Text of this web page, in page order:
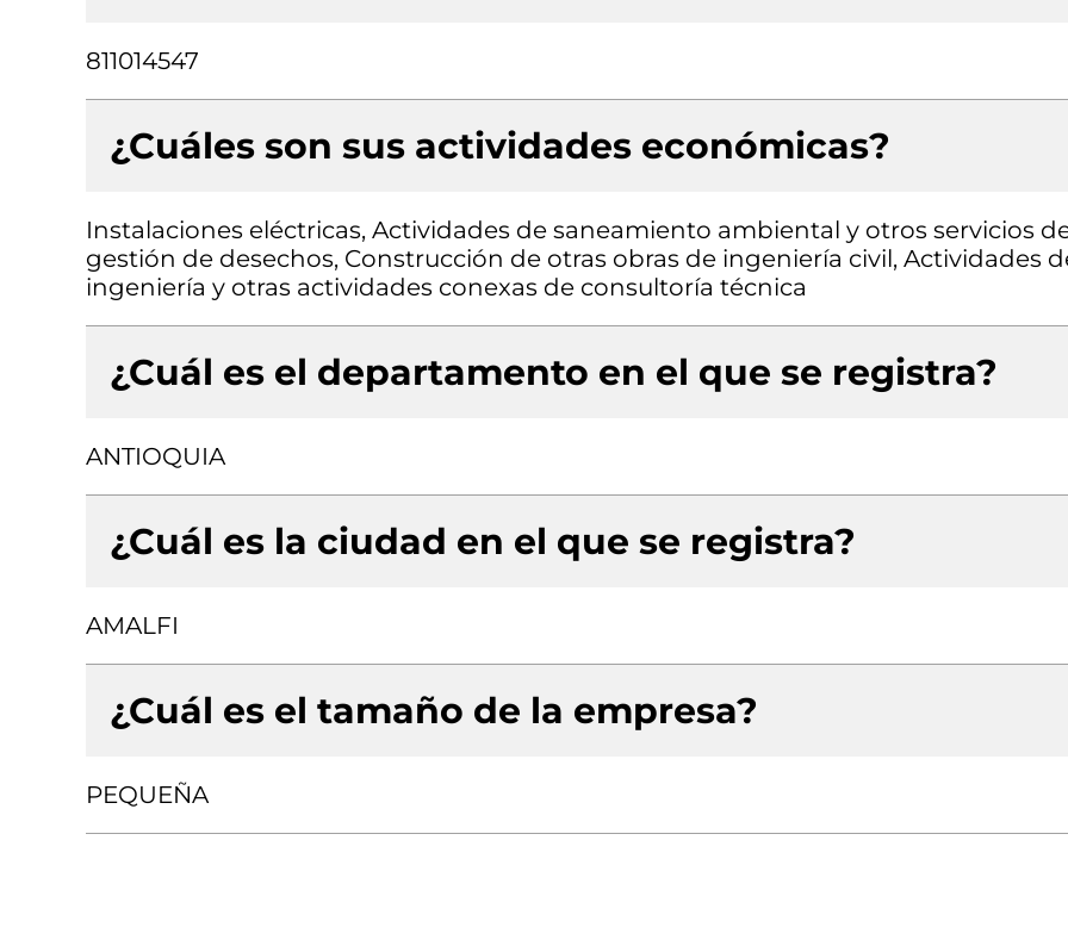
811014547
¿Cuáles son sus actividades económicas?
Instalaciones eléctricas, Actividades de saneamiento ambiental y otros servicios
gestión de desechos, Construcción de otras obras de ingeniería civil, Actividades
ingeniería y otras actividades conexas de consultoría técnica
¿Cuál es el departamento en el que se registra?
ANTIOQUIA
¿Cuál es la ciudad en el que se registra?
AMALFI
¿Cuál es el tamaño de la empresa?
PEQUEÑA